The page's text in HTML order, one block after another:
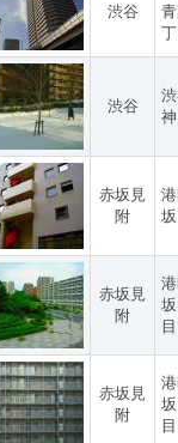
渋谷
渋谷
赤坂見
附
赤坂見
附
目
赤坂見
附
目